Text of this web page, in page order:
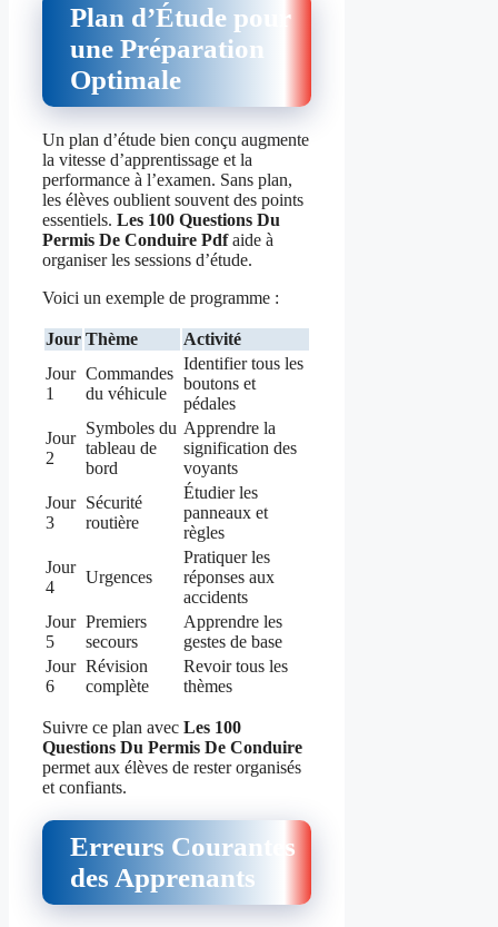
Plan d’Étude pour
une Préparation
Optimale
Un plan d’étude bien conçu augmente
la vitesse d’apprentissage et la
performance à l’examen. Sans plan,
les élèves oublient souvent des points
essentiels. Les 100 Questions Du
Permis De Conduire Pdfaide à
organiser les sessions d’étude.
Voici un exemple de programme :
Jour Thème
Activité
Jour
1
Commandes
du véhicule
Identifier tous les
boutons et
pédales
Jour
2
Symboles du
tableau de
bord
Apprendre la
signification des
voyants
Jour
3
Sécurité
routière
Étudier les
panneaux et
règles
Jour
4
Urgences
Pratiquer les
réponses aux
accidents
Jour
5
Premiers
secours
Apprendre les
gestes de base
Jour
6
Révision
complète
Revoir tous les
thèmes
Suivre ce plan avec Les 100
Questions Du Permis De Conduire
permet aux élèves de rester organisés
et confiants.
Erreurs Courantes
des Apprenants